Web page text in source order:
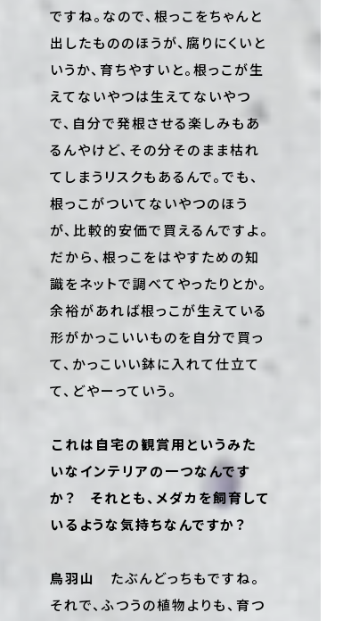
ですね。なので、根っこをちゃんと
出したもののほうが、腐りにくいと
いうか、育ちやすいと。根っこが生
えてないやつは生えてないやつ
で、自分で発根させる楽しみもあ
るんやけど、その分そのまま枯れ
てしまうリスクもあるんで。でも、
根っこがついてないやつのほう
が、比較的安価で買えるんですよ。
だから、根っこをはやすための知
識をネットで調べてやったりとか。
余裕があれば根っこが生えている
形がかっこいいものを自分で買っ
て、かっこいい鉢に入れて仕立て
て、どやーっていう。
――これは自宅の観賞用というみた
いなインテリアの一つなんです
か？ それとも、メダカを飼育して
いるような気持ちなんですか？
鳥羽山 たぶんどっちもですね。
それで、ふつうの植物よりも、育つ